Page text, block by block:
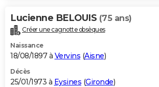
Lucienne BELOUIS (75 ans)
Créer une cagnotte obsèques
Naissance
18/08/1897 à Vervins (Aisne)
Décès
25/01/1973 à Eysines (Gironde)